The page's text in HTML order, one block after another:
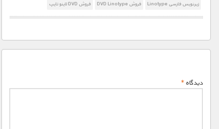
زیرنویس فارسی Linotype
فروش DVD Linotype فروش DVD لاینو تایپ
دیدگاه*